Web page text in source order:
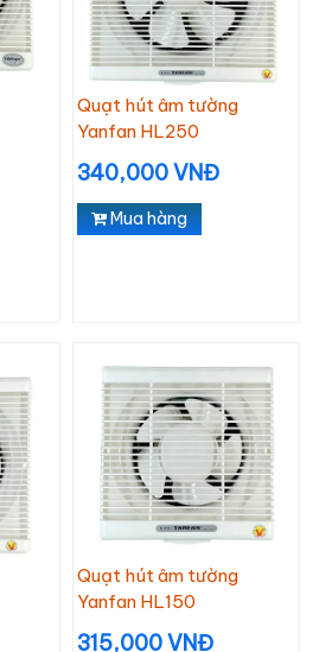
Quạt hút âm tường
Yanfan HL250
340,000 VNĐ
Mua hàng
Quạt hút âm tường
Yanfan HL150
315,000 VNĐ